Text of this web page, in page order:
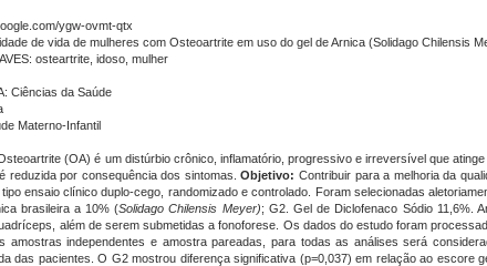
ygw-ovmt-qtx
de vida de mulheres com Osteoartrite em uso do gel de Arnica (Solidago Chilensis
osteartrite, idoso, mulher
Ciências da Saúde
Materno-Infantil
(OA) é um distúrbio crônico, inflamatório, progressivo e irreversível que
reduzida por consequência dos sintomas.Objetivo: Contribuir para a melhoria da
ensaio clínico duplo-cego, randomizado e controlado. Foram selecionadas
brasileira a 10% (Solidago Chilensis Meyer); G2. Gel de Diclofenaco Sódio 11,6%.
além de serem submetidas a fonoforese. Os dados do estudo foram
amostras independentes e amostra pareadas, para todas as análises será
das pacientes. O G2 mostrou diferença significativa (p=0,037) em relação ao